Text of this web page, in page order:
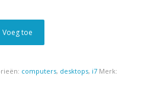
Voeg toe
computers, desktops, i7 Merk: